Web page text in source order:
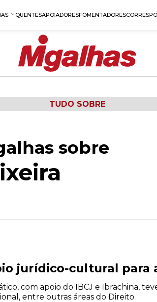
QUENTESAPOIADORESFOMENTADORES
TUDO SOBRE
sobre
jurídico-cultural para
com apoio do IBCJ e Ibrachina,
entre outras áreas do Direito.